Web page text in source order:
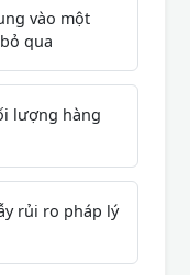
vào một
qua
lượng hàng
rủi ro pháp lý